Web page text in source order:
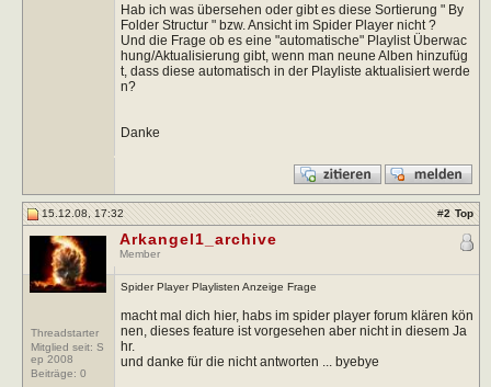
Hab ich was übersehen oder gibt es diese Sortierung " By
Folder Structur " bzw. Ansicht im Spider Player nicht ?
Und die Frage ob es eine "automatische" Playlist Überwac
hung/Aktualisierung gibt, wenn man neune Alben hinzufüg
t, dass diese automatisch in der Playliste aktualisiert werde
n?
Danke
15.12.08, 17:32 #2 Top
Threadstarter
Mitglied seit: S
ep 2008
Beiträge: 0
Arkangel1_archive
Member
Spider Player Playlisten Anzeige Frage
macht mal dich hier, habs im spider player forum klären kön
nen, dieses feature ist vorgesehen aber nicht in diesem Ja
hr.
und danke für die nicht antworten ... byebye